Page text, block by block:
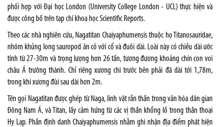
phối hợp với Đại học London (University College London - UCL) thực hiện và
được công bố trên tạp chí khoa học Scientific Reports.
Theo các nhà nghiên cứu, Nagatitan Chaiyaphumensis thuộc họ Titanosauridae,
nhóm khủng long sauropod ăn cỏ với cổ và đuôi dài. Loài này có chiều dài ước
tính từ 27-30m và trọng lượng hơn 26 tấn, tương đương khoảng chín con voi
châu Á trưởng thành. Chỉ riêng xương chi trước bên phải đã dài tới 1,78m,
trong khi xương đùi sau dài hơn 2m.
Tên gọi Nagatitan được ghép từ Naga, linh vật rắn thần trong văn hóa dân gian
Đông Nam Á, và Titan, lấy cảm hứng từ các vị thần khổng lồ trong thần thoại
Hy Lạp. Phần định danh Chaiyaphumensis nhằm ghi nhận địa điểm phát hiện